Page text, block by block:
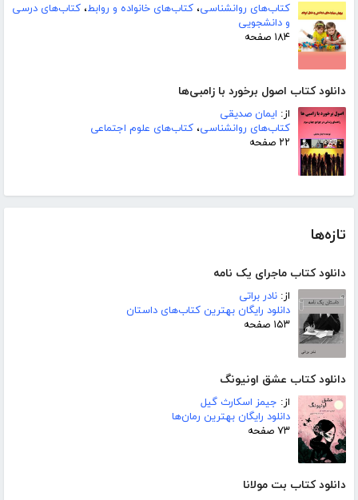
کتاب‌های روانشناسی، کتاب‌های خانواده و روابط، کتاب‌های درسی
و دانشجویی
۱۸۴ صفحه
دانلود کتاب اصول برخورد با زامبی‌ها
از: ایمان صدیقی
کتاب‌های روانشناسی، کتاب‌های علوم اجتماعی
۲۲ صفحه
تازه‌ها
دانلود کتاب ماجرای یک نامه
از: نادر براتی
دانلود رایگان بهترین کتاب‌های داستان
۱۵۳ صفحه
دانلود کتاب عشق اونیونگ
از: جیمز اسکارث گیل
دانلود رایگان بهترین رمان‌ها
۷۳ صفحه
دانلود کتاب بت مولانا